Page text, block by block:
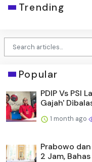
Trending
Popular
PDIP Vs PSI
Gajah'
1 month ago
Prabowo
2 Jam, Bahas